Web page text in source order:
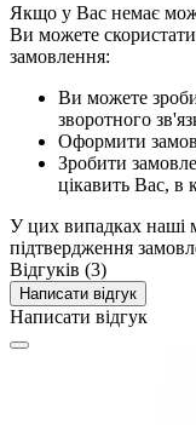
Якщо у Вас немає
Ви можете
замовлення:
Ви можете
зворотного
Оформити
Зробити
цікавить Вас, в
У цих випадках наші
підтвердження
Відгуків (3)
Написати відгук
Написати відгук